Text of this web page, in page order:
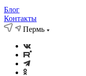
Блог
Контакты
Пермь